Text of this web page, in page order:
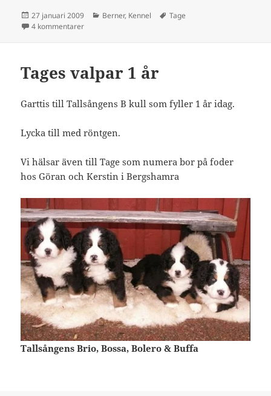
Postat
27 januari 2009 Kategorier
Berner, Kennel Taggar
Tage
4 kommentarertill Tages första valp är röntgad :) :)
Tages valpar 1 år
Garttis till Tallsångens B kull som fyller 1 år idag.
Lycka till med röntgen.
Vi hälsar även till Tage som numera bor på foder
hos Göran och Kerstin i Bergshamra
Tallsångens Brio, Bossa, Bolero & Buffa